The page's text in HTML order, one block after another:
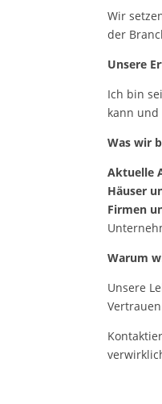
Wir
der
Unsere
Ich bin
kann
Was wir
Aktuelle
Häuser
Firmen
Warum
Unsere